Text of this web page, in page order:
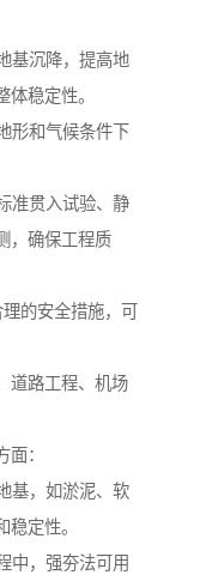
基沉降，提高地
稳定性。
形和气候条件下
准贯入试验、静
，确保工程质
的安全措施，可
道路工程、机场
：
基，如淤泥、软
定性。
中，强夯法可用